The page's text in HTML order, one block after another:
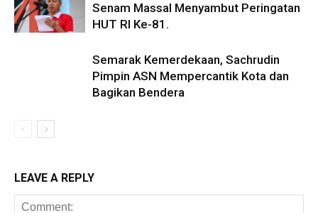
Senam Massal Menyambut Peringatan
HUT RI Ke-81.
Semarak Kemerdekaan, Sachrudin
Pimpin ASN Mempercantik Kota dan
Bagikan Bendera
LEAVE A REPLY